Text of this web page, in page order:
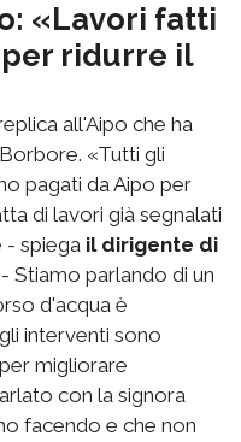
«Lavori fatti
ridurre il
all'Aipo che ha
«Tutti gli
pagati da Aipo per
di lavori già segnalati
- spiega il dirigente di
- Stiamo parlando di un
d'acqua è
interventi sono
migliorare
con la signora
facendo e che non